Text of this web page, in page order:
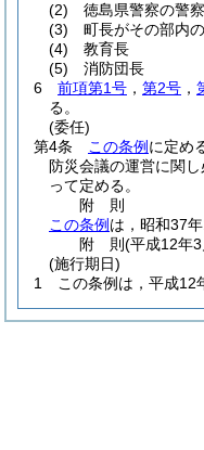
(2)
徳島県警察の警
(3)
町長がその部内
(4)
教育長
(5)
消防団長
6
前項第1号 ， 第2号 ，
る。
(委任)
第4条
この条例 に定め
防災会議の運営に関
って定める。
附 則
この条例 は，昭和37
附 則(平成12年
(施行期日)
1
この条例は，平成12